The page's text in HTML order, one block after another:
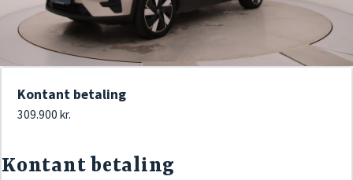
Kontant betaling
309.900 kr.
Kontant betaling